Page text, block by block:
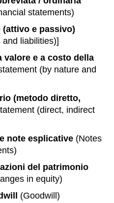
statements)
e passivo)
liabilities)]
valore e a costo della
(by nature and
(metodo diretto,
(direct, indirect
note esplicative (Notes
del patrimonio
in equity)
(Goodwill)